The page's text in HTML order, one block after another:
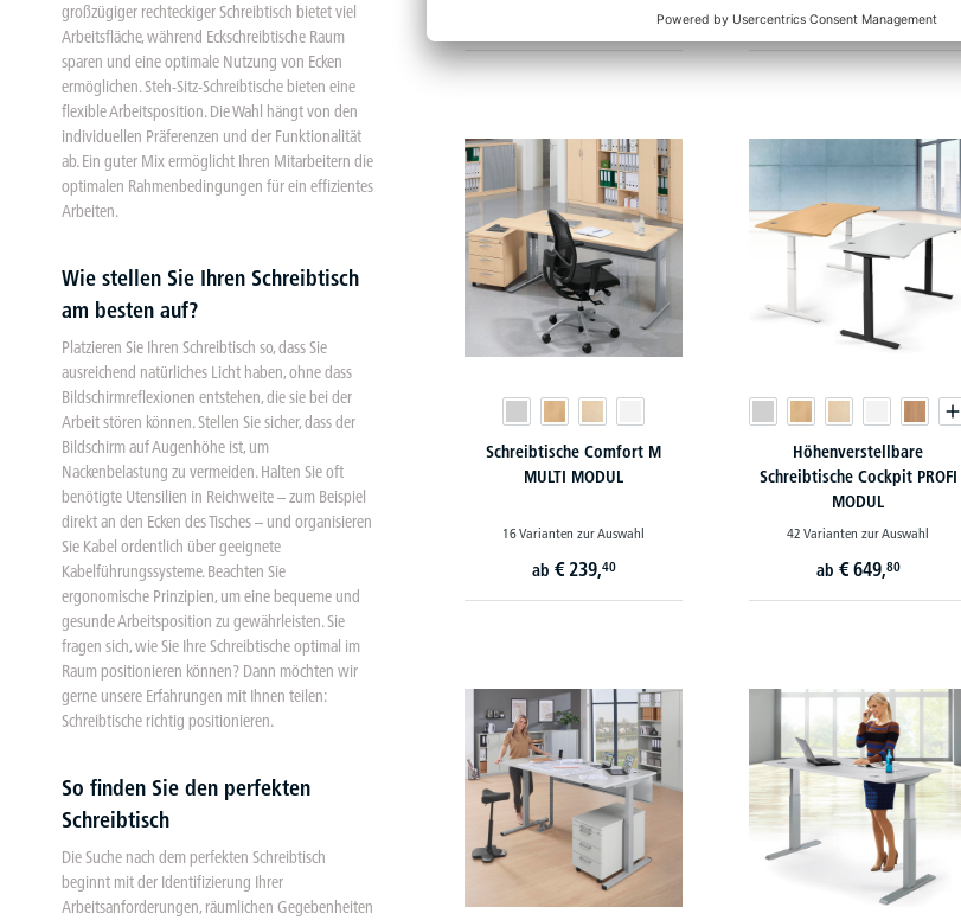
großzügiger rechteckiger Schreibtisch bietet viel
Arbeitsfläche, während Eckschreibtische Raum
sparen und eine optimale Nutzung von Ecken
ermöglichen. Steh-Sitz-Schreibtische bieten eine
flexible Arbeitsposition. Die Wahl hängt von den
individuellen Präferenzen und der Funktionalität
ab. Ein guter Mix ermöglicht Ihren Mitarbeitern die
optimalen Rahmenbedingungen für ein effizientes
Arbeiten.
Wie stellen Sie Ihren Schreibtisch
am besten auf?
Platzieren Sie Ihren Schreibtisch so, dass Sie
ausreichend natürliches Licht haben, ohne dass
Bildschirmreflexionen entstehen, die sie bei der
Arbeit stören können. Stellen Sie sicher, dass der
Bildschirm auf Augenhöhe ist, um
Nackenbelastung zu vermeiden. Halten Sie oft
benötigte Utensilien in Reichweite – zum Beispiel
direkt an den Ecken des Tisches – und organisieren
Sie Kabel ordentlich über geeignete
Kabelführungssysteme. Beachten Sie
ergonomische Prinzipien, um eine bequeme und
gesunde Arbeitsposition zu gewährleisten. Sie
fragen sich, wie Sie Ihre Schreibtische optimal im
Raum positionieren können? Dann möchten wir
gerne unsere Erfahrungen mit Ihnen teilen:
Schreibtische richtig positionieren.
So finden Sie den perfekten
Schreibtisch
Die Suche nach dem perfekten Schreibtisch
beginnt mit der Identifizierung Ihrer
Arbeitsanforderungen, räumlichen Gegebenheiten
ab€ 399,60
Schreibtische Comfort M
MULTI MODUL
16 Varianten zur Auswahl
ab € 239,40
Höhenverstellbare
Schreibtische Cockpit PROFI
MODUL
42 Varianten zur Auswahl
ab € 649,80